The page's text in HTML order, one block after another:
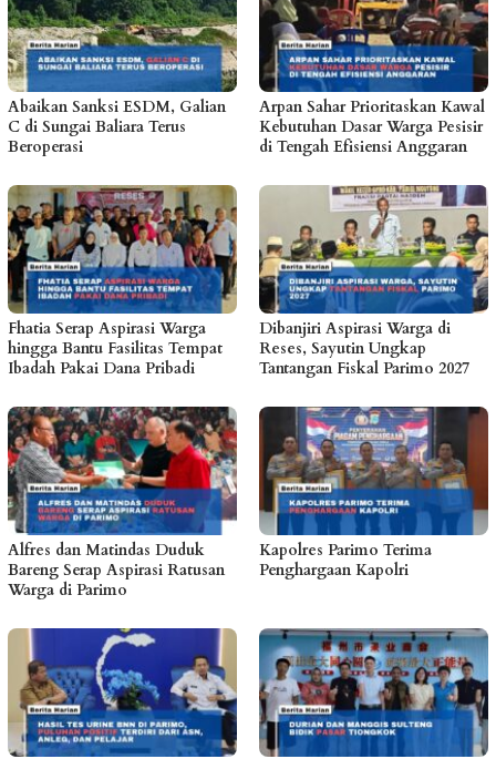
Abaikan Sanksi ESDM, Galian
C di Sungai Baliara Terus
Beroperasi
Arpan Sahar Prioritaskan Kawal
Kebutuhan Dasar Warga Pesisir
di Tengah Efisiensi Anggaran
Fhatia Serap Aspirasi Warga
hingga Bantu Fasilitas Tempat
Ibadah Pakai Dana Pribadi
Dibanjiri Aspirasi Warga di
Reses, Sayutin Ungkap
Tantangan Fiskal Parimo 2027
Alfres dan Matindas Duduk
Bareng Serap Aspirasi Ratusan
Warga di Parimo
Kapolres Parimo Terima
Penghargaan Kapolri